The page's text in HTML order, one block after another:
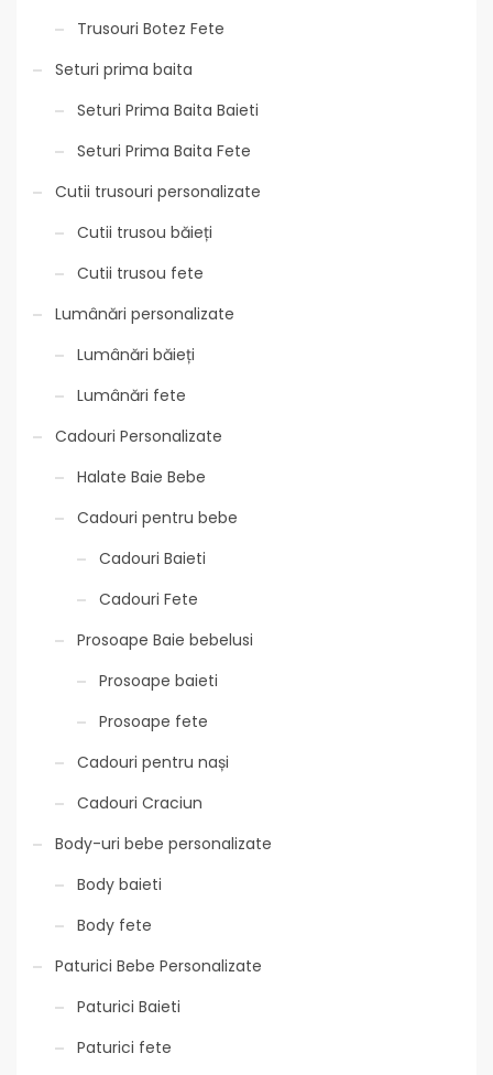
Trusouri Botez Fete
Seturi prima baita
Seturi Prima Baita Baieti
Seturi Prima Baita Fete
Cutii trusouri personalizate
Cutii trusou băieți
Cutii trusou fete
Lumânări personalizate
Lumânări băieți
Lumânări fete
Cadouri Personalizate
Halate Baie Bebe
Cadouri pentru bebe
Cadouri Baieti
Cadouri Fete
Prosoape Baie bebelusi
Prosoape baieti
Prosoape fete
Cadouri pentru nași
Cadouri Craciun
Body-uri bebe personalizate
Body baieti
Body fete
Paturici Bebe Personalizate
Paturici Baieti
Paturici fete